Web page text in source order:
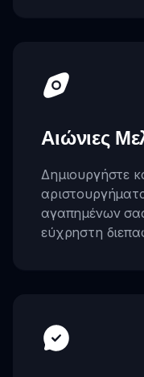
Αιώνιες
Δημιουργήστε
αγαπημένων
εύχρηστη